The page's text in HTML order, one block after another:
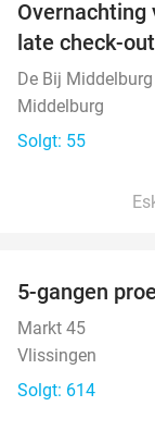
Overnachting
late check-
De Bij Middelburg
Middelburg
Solgt: 55
5-gangen
Markt 45
Vlissingen
Solgt: 614